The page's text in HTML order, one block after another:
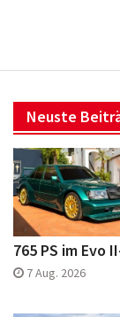
Neuste
765 PS im Evo
7 Aug. 2026